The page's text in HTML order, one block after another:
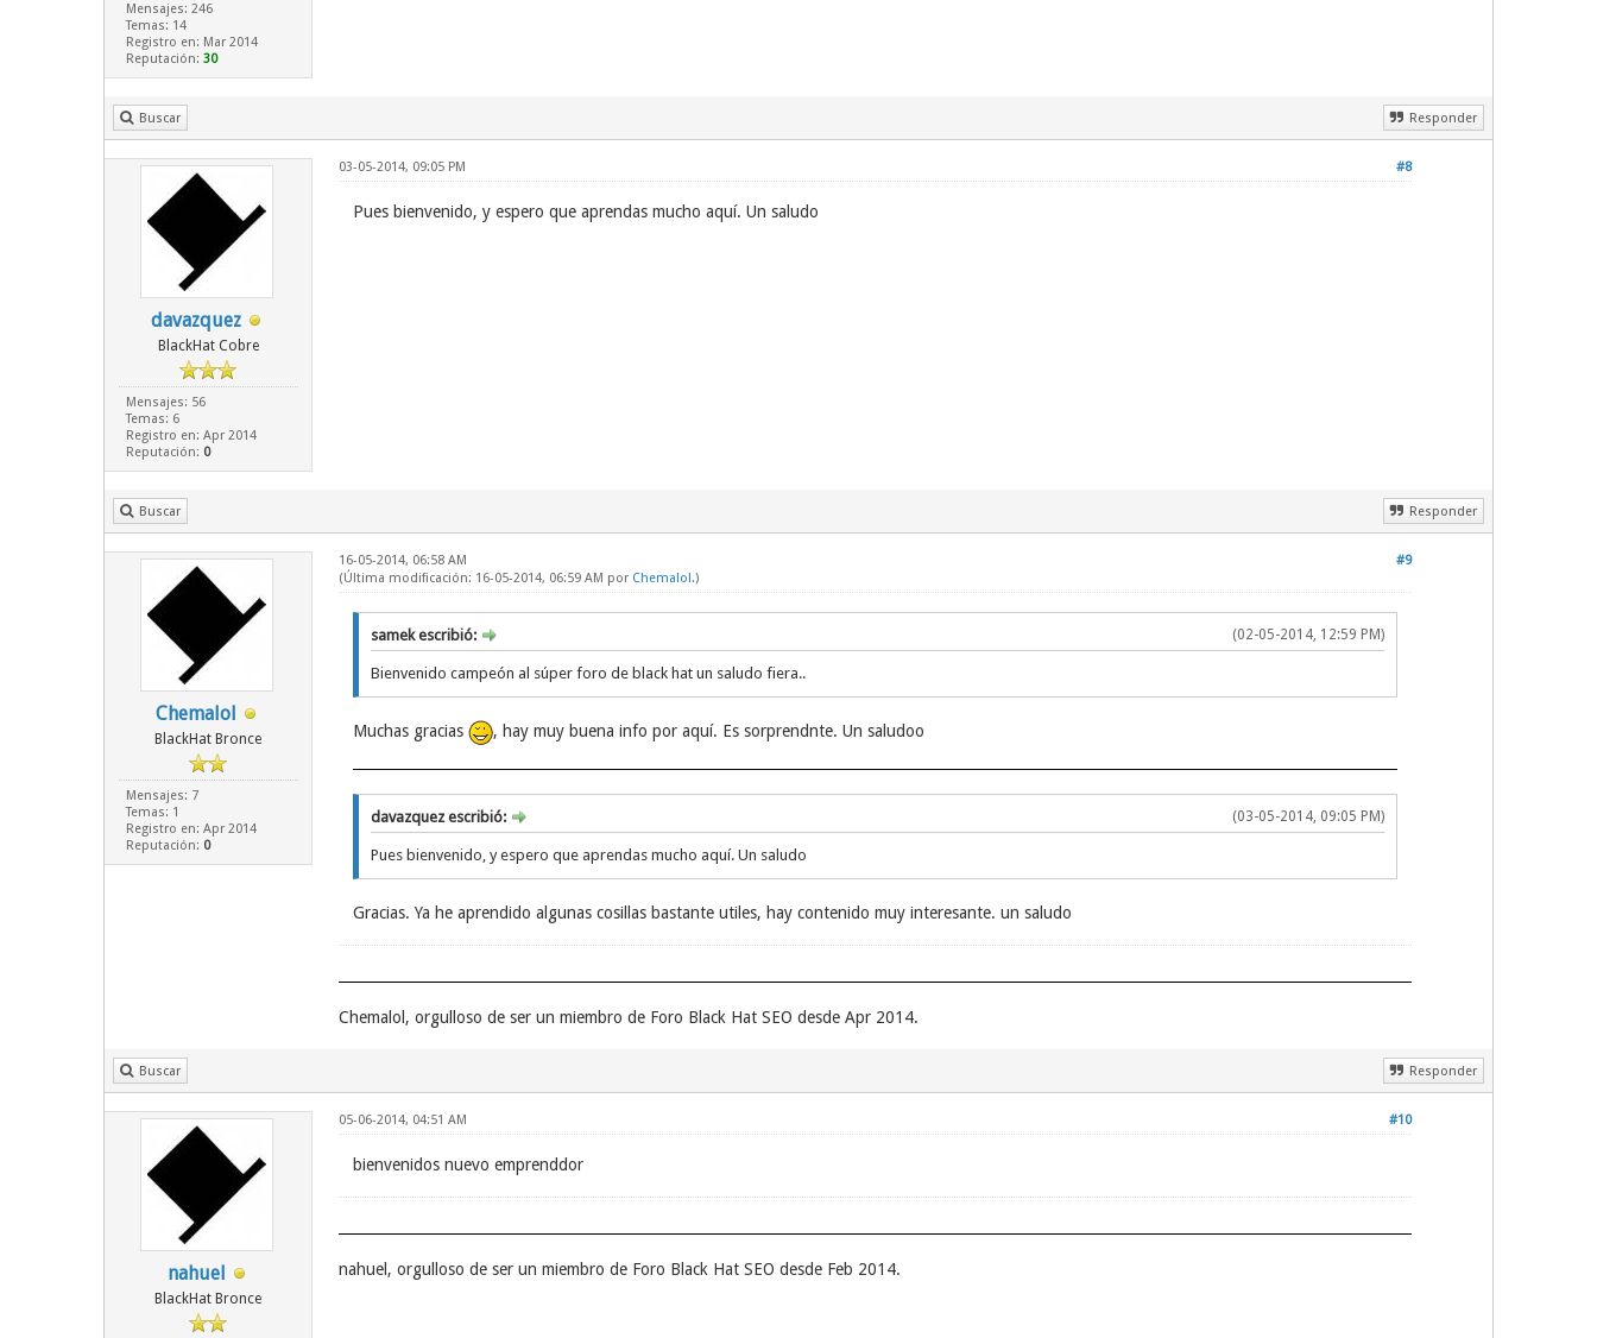
Mensajes: 246
Temas: 14
Registro en: Mar 2014
Reputación: 30
Buscar Responder
davazquez
BlackHat Cobre
Mensajes: 56
Temas: 6
Registro en: Apr 2014
Reputación: 0
#8
03-05-2014, 09:05 PM
Pues bienvenido, y espero que aprendas mucho aquí. Un saludo
Buscar Responder
Chemalol
BlackHat Bronce
Mensajes: 7
Temas: 1
Registro en: Apr 2014
Reputación: 0
#9
16-05-2014, 06:58 AM
(Última modificación: 16-05-2014, 06:59 AM por Chemalol.)
(02-05-2014, 12:59 PM)
samek escribió:
Bienvenido campeón al súper foro de black hat un saludo fiera..
Muchas gracias , hay muy buena info por aquí. Es sorprendnte. Un saludoo
(03-05-2014, 09:05 PM)
davazquez escribió:
Pues bienvenido, y espero que aprendas mucho aquí. Un saludo
Gracias. Ya he aprendido algunas cosillas bastante utiles, hay contenido muy interesante. un saludo
Chemalol, orgulloso de ser un miembro de Foro Black Hat SEO desde Apr 2014.
Buscar Responder
nahuel
BlackHat Bronce
#10
05-06-2014, 04:51 AM
bienvenidos nuevo emprenddor
nahuel, orgulloso de ser un miembro de Foro Black Hat SEO desde Feb 2014.